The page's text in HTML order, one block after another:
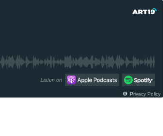
Listen on
Privacy Policy